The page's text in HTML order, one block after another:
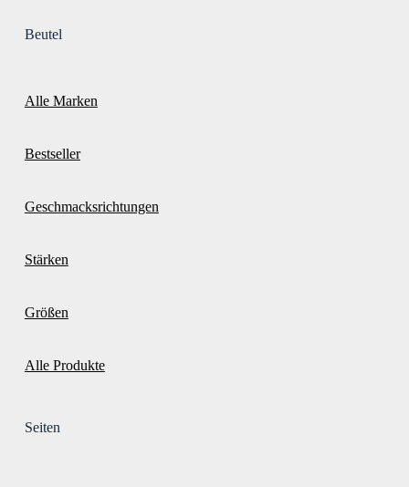
Beutel
Alle Marken
Bestseller
Geschmacksrichtungen
Stärken
Größen
Alle Produkte
Seiten